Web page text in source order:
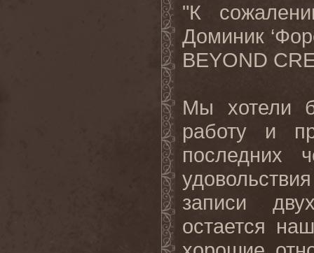
"К
Доминик
BEYOND
Мы хотели
работу и
последних
записи
остается